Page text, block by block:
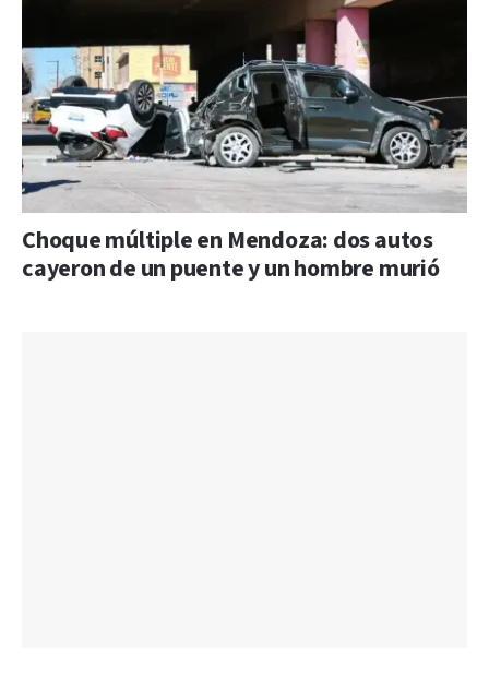
Choque múltiple en Mendoza: dos autos
cayeron de un puente y un hombre murió